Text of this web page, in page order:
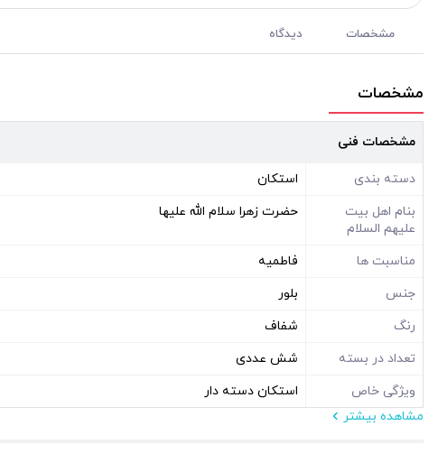
مشخصات دیدگاه
مشخصات
مشخصات فنی
دسته بندی
استکان
بنام اهل بیت
علیهم السلام
حضرت زهرا سلام الله علیها
مناسبت ها
فاطمیه
جنس
بلور
رنگ
شفاف
تعداد در بسته
شش عددی
ویژگی خاص
استکان دسته دار
مشاهده بیشتر